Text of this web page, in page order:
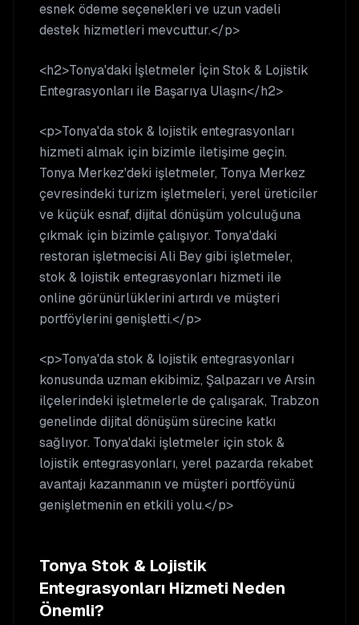
esnek ödeme seçenekleri ve uzun vadeli
destek hizmetleri mevcuttur.</p>
<h2>Tonya'daki İşletmeler İçin Stok & Lojistik
Entegrasyonları ile Başarıya Ulaşın</h2>
<p>Tonya'da stok & lojistik entegrasyonları
hizmeti almak için bizimle iletişime geçin.
Tonya Merkez'deki işletmeler, Tonya Merkez
çevresindeki turizm işletmeleri, yerel üreticiler
ve küçük esnaf, dijital dönüşüm yolculuğuna
çıkmak için bizimle çalışıyor. Tonya'daki
restoran işletmecisi Ali Bey gibi işletmeler,
stok & lojistik entegrasyonları hizmeti ile
online görünürlüklerini artırdı ve müşteri
portföylerini genişletti.</p>
<p>Tonya'da stok & lojistik entegrasyonları
konusunda uzman ekibimiz, Şalpazarı ve Arsin
ilçelerindeki işletmelerle de çalışarak, Trabzon
genelinde dijital dönüşüm sürecine katkı
sağlıyor. Tonya'daki işletmeler için stok &
lojistik entegrasyonları, yerel pazarda rekabet
avantajı kazanmanın ve müşteri portföyünü
genişletmenin en etkili yolu.</p>
Tonya Stok & Lojistik
Entegrasyonları Hizmeti Neden
Önemli?